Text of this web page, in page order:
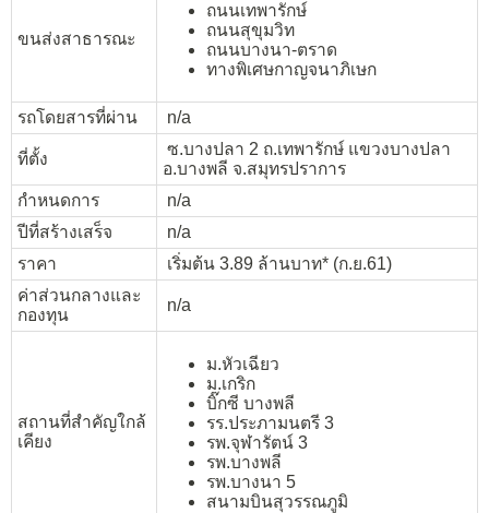
ขนส่งสาธารณะ
ถนนเทพารักษ์
ถนนสุขุมวิท
ถนนบางนา-ตราด
ทางพิเศษกาญจนาภิเษก
รถโดยสารที่ผ่าน n/a
ที่ตั้ง
ซ.บางปลา 2 ถ.เทพารักษ์ แขวงบางปลา
อ.บางพลี จ.สมุทรปราการ
กำหนดการ
n/a
ปีที่สร้างเสร็จ
n/a
ราคา
เริ่มต้น 3.89 ล้านบาท* (ก.ย.61)
ค่าส่วนกลางและ
กองทุน
n/a
สถานที่สำคัญใกล้
เคียง
ม.หัวเฉียว
ม.เกริก
บิ๊กซี บางพลี
รร.ประภามนตรี 3
รพ.จุฬารัตน์ 3
รพ.บางพลี
รพ.บางนา 5
สนามบินสุวรรณภูมิ